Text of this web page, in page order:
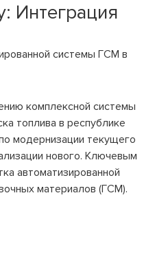
Интеграция
системы ГСМ в
комплексной системы
топлива в республике
модернизации текущего
нового. Ключевым
автоматизированной
материалов (ГСМ).